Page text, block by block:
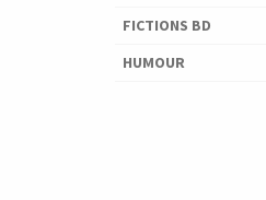
FICTIONS BD
HUMOUR